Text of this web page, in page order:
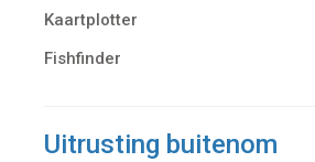
Kaartplotter
Fishfinder
Uitrusting buitenom